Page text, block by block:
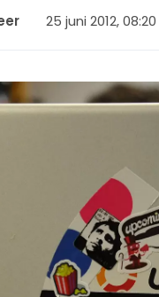
25 juni 2012, 08:20